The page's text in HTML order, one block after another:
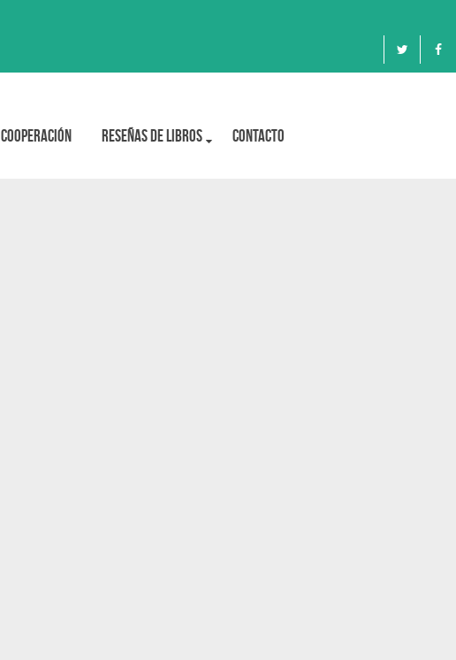
Cooperación Reseñas de libros Contacto